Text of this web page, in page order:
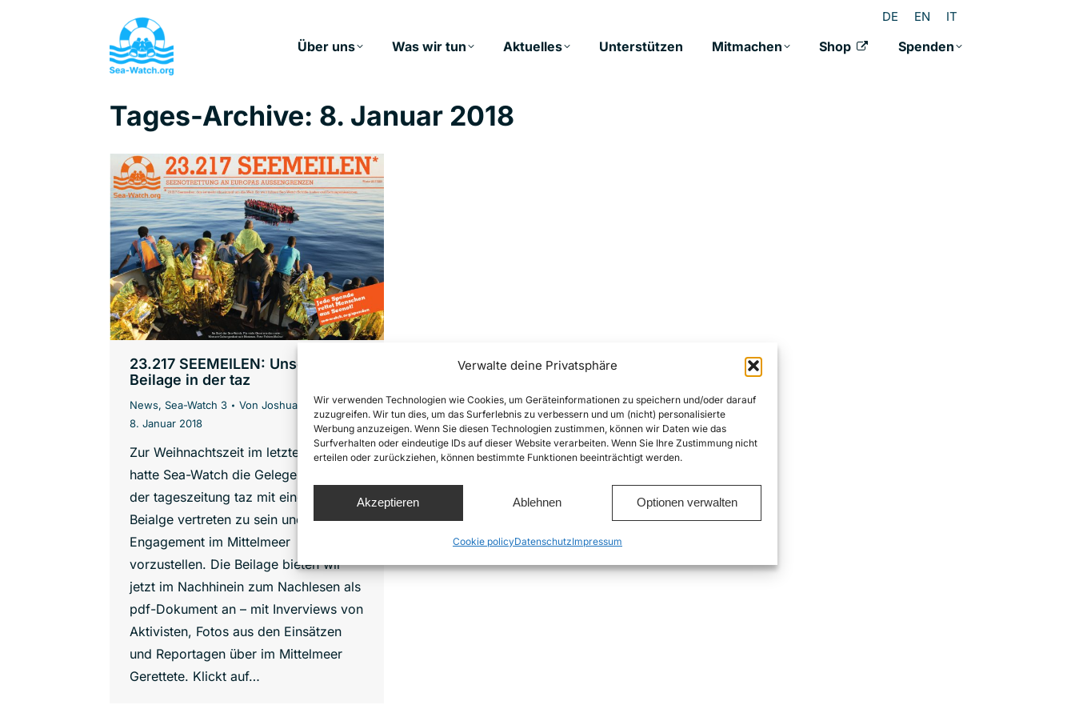
Verwalte deine Privatsphäre
Wir verwenden Technologien wie Cookies, um Geräteinformationen zu speichern und/oder darauf
zuzugreifen. Wir tun dies, um das Surferlebnis zu verbessern und um (nicht) personalisierte
Werbung anzuzeigen. Wenn Sie diesen Technologien zustimmen, können wir Daten wie das
Surfverhalten oder eindeutige IDs auf dieser Website verarbeiten. Wenn Sie Ihre Zustimmung nicht
erteilen oder zurückziehen, können bestimmte Funktionen beeinträchtigt werden.
Akzeptieren Ablehnen Optionen verwalten
Cookie policyDatenschutzImpressum
DE EN IT
Über uns Was wir tun Aktuelles Unterstützen Mitmachen Shop Spenden
Tages-Archive: 8. Januar 2018
23.217 SEEMEILEN: Unsere
Beilage in der taz
News, Sea-Watch 3 Von Joshua Krüger
8. Januar 2018
Zur Weihnachtszeit im letzten Jahr
hatte Sea-Watch die Gelegenheit, in
der tageszeitung taz mit einer eigenen
Beialge vertreten zu sein und sein
Engagement im Mittelmeer
vorzustellen. Die Beilage bieten wir
jetzt im Nachhinein zum Nachlesen als
pdf-Dokument an – mit Inverviews von
Aktivisten, Fotos aus den Einsätzen
und Reportagen über im Mittelmeer
Gerettete. Klickt auf…